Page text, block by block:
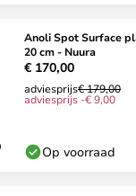
Anoli Spot Surface
20 cm - Nuura
€ 170,00
adviesprijs€ 179,00
adviesprijs -€ 9,00
Op voorraad